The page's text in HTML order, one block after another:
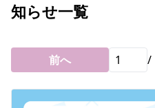
知らせ一覧
前へ /